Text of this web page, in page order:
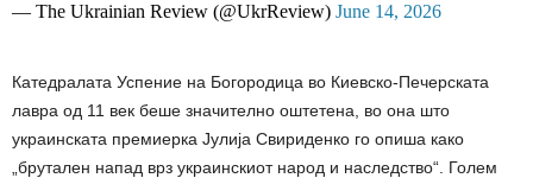
— The Ukrainian Review (@UkrReview) June 14, 2026
Катедралата Успение на Богородица во Киевско-Печерската
лавра од 11 век беше значително оштетена, во она што
украинската премиерка Јулија Свириденко го опиша како
„брутален напад врз украинскиот народ и наследство“. Голем